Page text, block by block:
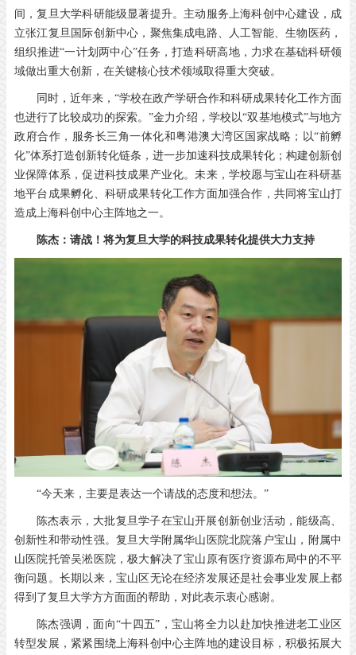
间，复旦大学科研能级显著提升。主动服务上海科创中心建设，成
立张江复旦国际创新中心，聚焦集成电路、人工智能、生物医药，
组织推进“一计划两中心”任务，打造科研高地，力求在基础科研领
域做出重大创新，在关键核心技术领域取得重大突破。
同时，近年来，“学校在政产学研合作和科研成果转化工作方面
也进行了比较成功的探索。”金力介绍，学校以“双基地模式”与地方
政府合作，服务长三角一体化和粤港澳大湾区国家战略；以“前孵
化”体系打造创新转化链条，进一步加速科技成果转化；构建创新创
业保障体系，促进科技成果产业化。未来，学校愿与宝山在科研基
地平台成果孵化、科研成果转化工作方面加强合作，共同将宝山打
造成上海科创中心主阵地之一。
陈杰：请战！将为复旦大学的科技成果转化提供大力支持
“今天来，主要是表达一个请战的态度和想法。”
陈杰表示，大批复旦学子在宝山开展创新创业活动，能级高、
创新性和带动性强。复旦大学附属华山医院北院落户宝山，附属中
山医院托管吴淞医院，极大解决了宝山原有医疗资源布局中的不平
衡问题。长期以来，宝山区无论在经济发展还是社会事业发展上都
得到了复旦大学方方面面的帮助，对此表示衷心感谢。
陈杰强调，面向“十四五”，宝山将全力以赴加快推进老工业区
转型发展，紧紧围绕上海科创中心主阵地的建设目标，积极拓展大